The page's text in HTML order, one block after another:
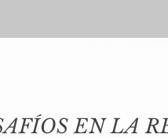
EN LA